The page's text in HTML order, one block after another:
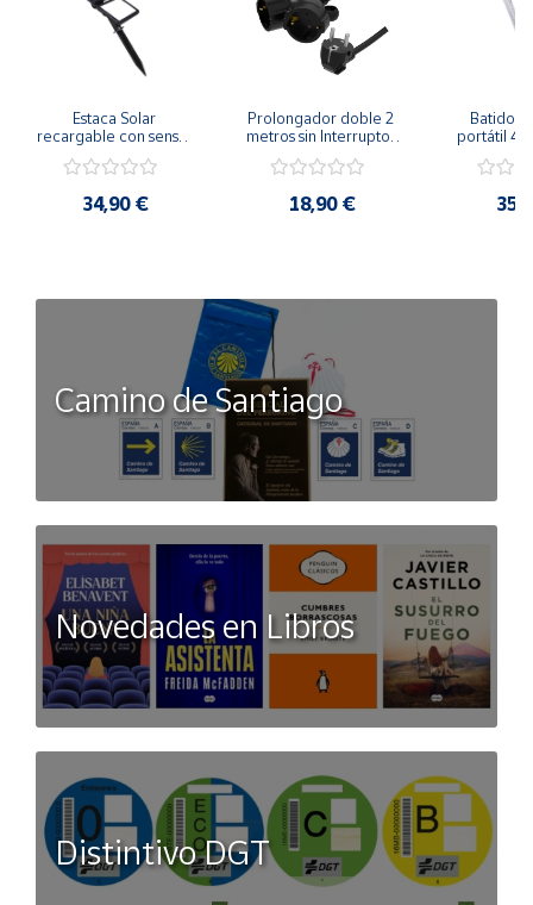
Capacidad gas 75 ml.
Temperatura soplete 1300ºC.
Estaca Solar
recargable con sensor
34,90 €
Prolongador doble 2
metros sin Interruptor
18,90 €
Batidora
portátil
Camino de Santiago
Novedades en Libros
Distintivo DGT